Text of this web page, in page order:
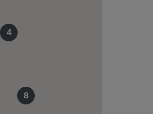
8
4